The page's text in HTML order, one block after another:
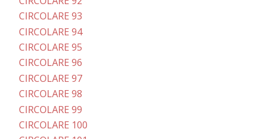
CIRCOLARE 93
CIRCOLARE 94
CIRCOLARE 95
CIRCOLARE 96
CIRCOLARE 97
CIRCOLARE 98
CIRCOLARE 99
CIRCOLARE 100